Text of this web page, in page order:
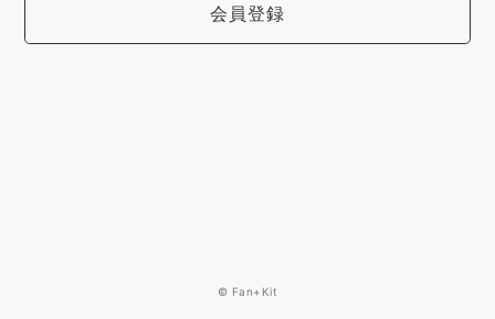
会員登録
© Fan+Kit